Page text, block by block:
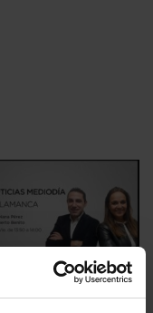
en los Medios